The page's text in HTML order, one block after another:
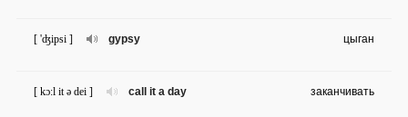
gypsy
[ 'ʤipsi ] цыган
call it a day
[ kɔ:l it ə dei ] заканчивать